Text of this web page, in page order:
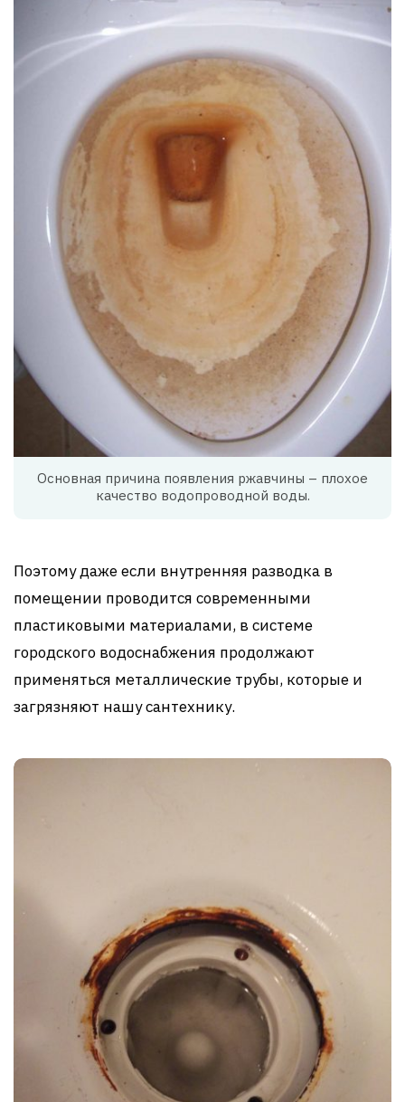
Основная причина появления ржавчины – плохое
качество водопроводной воды.
Поэтому даже если внутренняя разводка в
помещении проводится современными
пластиковыми материалами, в системе
городского водоснабжения продолжают
применяться металлические трубы, которые и
загрязняют нашу сантехнику.